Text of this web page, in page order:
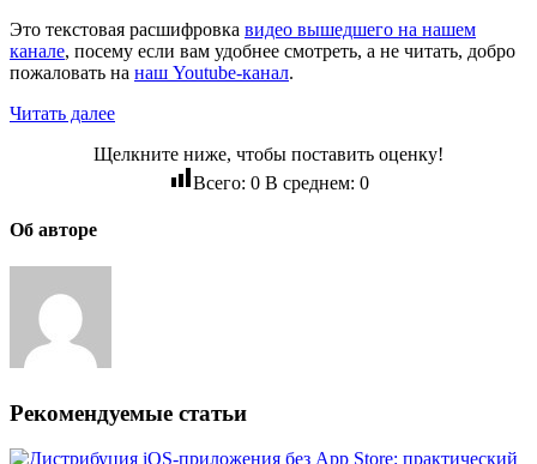
Это текстовая расшифровка видео вышедшего на нашем
канале, посему если вам удобнее смотреть, а не читать, добро
пожаловать на наш Youtube-канал.
Читать далее
Щелкните ниже, чтобы поставить оценку!
Всего: 0В среднем: 0
Об авторе
Рекомендуемые статьи